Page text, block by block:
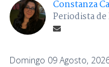
Constanza
Periodista
Domingo 09 Agosto,